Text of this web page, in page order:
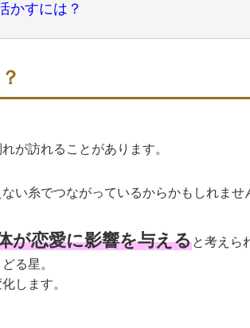
かすには？
が訪れることがあります。
い糸でつながっているからかもしれませ
が恋愛に影響を与えると考えら
る星。
します。